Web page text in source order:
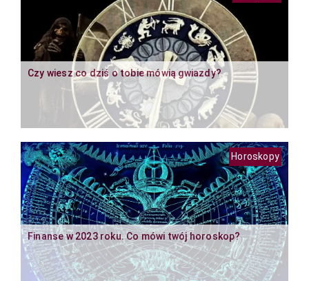
Czy wiesz co dziś o tobie mówią gwiazdy?
Finanse w 2023 roku. Co mówi twój horoskop?
Horoskopy